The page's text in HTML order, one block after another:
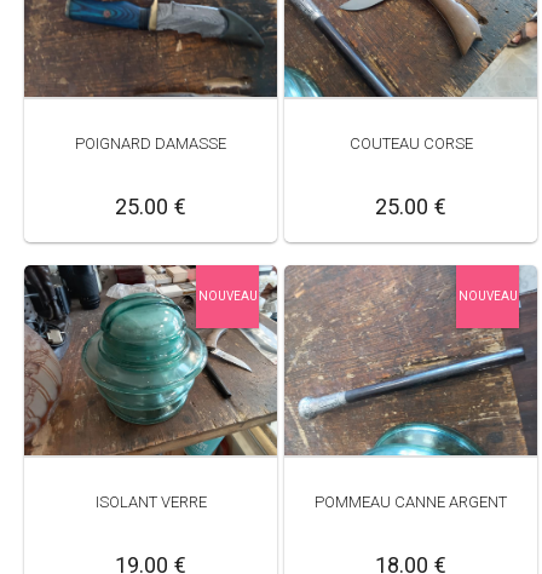
POIGNARD DAMASSE
25.00 €
COUTEAU CORSE
25.00 €
NOUVEAU
ISOLANT VERRE
19.00 €
NOUVEAU
POMMEAU CANNE ARGENT
18.00 €